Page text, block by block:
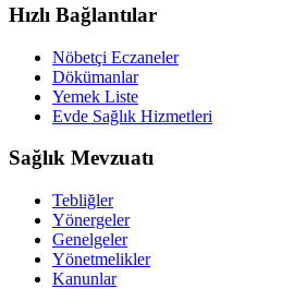
Hızlı Bağlantılar
Nöbetçi Eczaneler
Dökümanlar
Yemek Liste
Evde Sağlık Hizmetleri
Sağlık Mevzuatı
Tebliğler
Yönergeler
Genelgeler
Yönetmelikler
Kanunlar